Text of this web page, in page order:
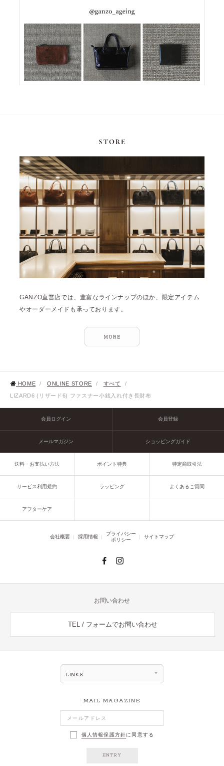
GANZO直営店では、豊富なラインナップのほか、限定アイテム
やオーダーメイドも承っております。
HOME / ONLINE STORE / すべて
/
LIZARD6 (リザード6) ファスナー小銭入れ付き長財布
会員ログイン 会員登録
メールマガジン ショッピングガイド
送料・お支払い方法 ポイント特典 特定商取引法
サービス利用規約 ラッピング よくあるご質問
アフターケア
会社概要 採用情報
プライバシー
ポリシー
サイトマップ
お問い合わせ
TEL / フォームでお問い合わせ
LINKS
MAIL MAGAZINE
個人情報保護方針に同意する
ENTRY